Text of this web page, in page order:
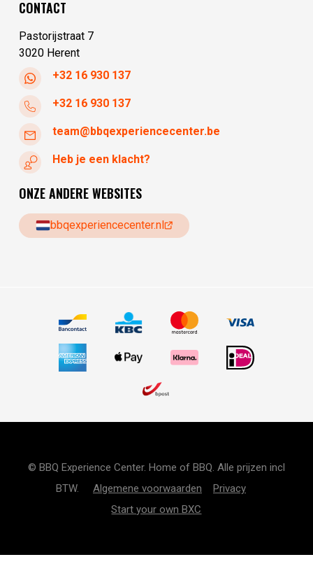
zondag
CONTACT
Pastorijstraat 7
3020 Herent
+32 16 930 137
+32 16 930 137
team@bbqexperiencecenter.be
Heb je een klacht?
ONZE ANDERE WEBSITES
bbqexperiencecenter.nl
© BBQ Experience Center. Home of BBQ. Alle prijzen incl
BTW. Algemene voorwaarden
Privacy
Start your own BXC